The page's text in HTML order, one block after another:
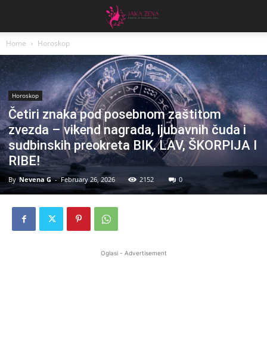
Home Horoskop
Horoskop
Četiri znaka pod posebnom zaštitom
zvezda – vikend nagrada, ljubavnih čuda i
sudbinskih preokreta BIK, LAV, ŠKORPIJA I
RIBE!
By Nevena G - February 26, 2026 2152 0
Oglasi - Advertisement